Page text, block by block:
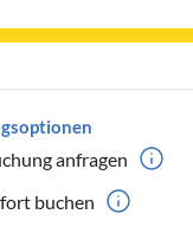
anfragen
buchen